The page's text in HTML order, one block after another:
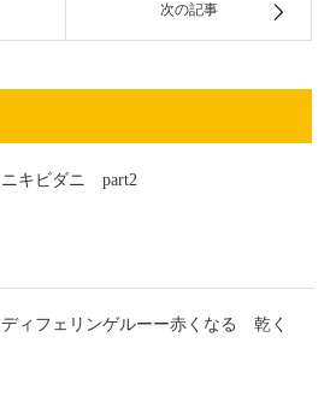
次の記事
ニキビダニ part2
ディフェリンゲルーー赤くなる 乾く